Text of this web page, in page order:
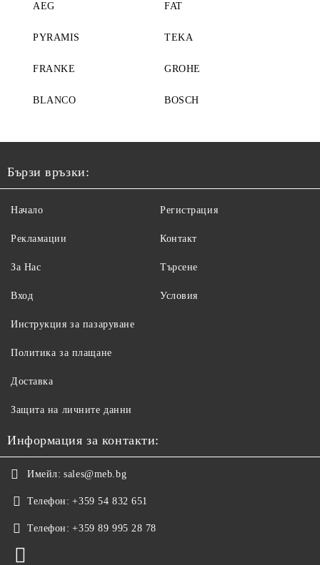
AEG FAT
PYRAMIS TEKA
FRANKE GROHE
BLANCO BOSCH
Бързи връзки:
Начало
Рекламации
За Нас
Вход
Регистрация
Контакт
Търсене
Условия
Инструкция за пазаруване
Политика за плащане
Доставка
Защита на личните данни
Информация за контакти:
Имейл: sales@meb.bg
Телефон: +359 54 832 651
Телефон: +359 89 995 28 78